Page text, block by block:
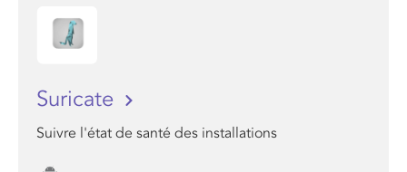
Suricate
Suivre l'état de santé des installations